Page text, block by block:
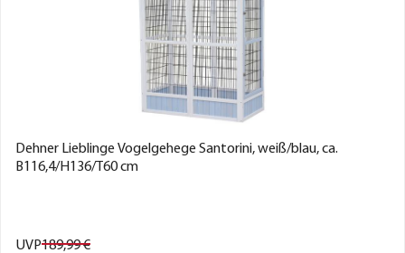
Dehner Lieblinge Vogelgehege Santorini, weiß/blau, ca.
B116,4/H136/T60 cm
UVP189,99€